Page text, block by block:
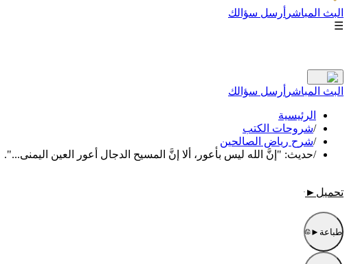
البث المباشر أرسل سؤالك
☰
البث المباشر أرسل سؤالك
الرئيسية
/شروحات الكتب
/شرح رياض الصالحين
/حديث: "إنَّ الله ليس بأعور، ألا إنَّ المسيح الدجال أعور العين اليمنى...".
تحميل ►
طباعة ►